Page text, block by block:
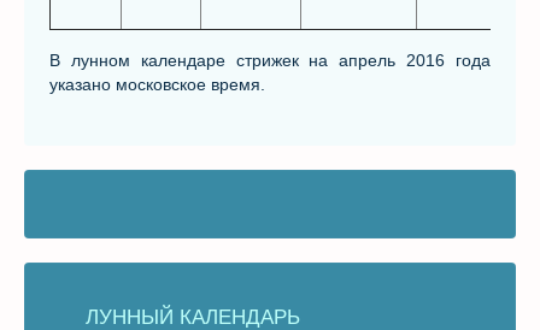
В лунном календаре стрижек на апрель 2016 года
указано московское время.
ЛУННЫЙ КАЛЕНДАРЬ